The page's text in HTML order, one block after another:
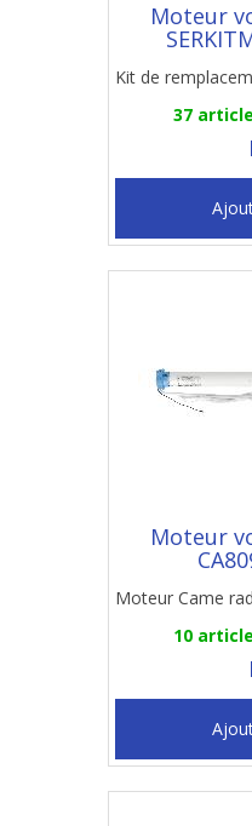
Moteur
Kit de
37
Moteur
Moteur Came
10